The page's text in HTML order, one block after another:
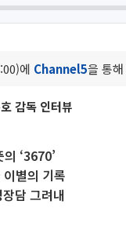
에 Channel5을 통
감독 인터뷰
‘3670’
별의 기록
담 그려내